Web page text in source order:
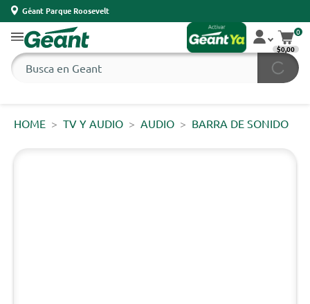
Géant Parque Roosevelt
0
$0,00
HOME TV Y AUDIO AUDIO BARRA DE SONIDO